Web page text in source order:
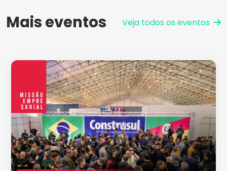
Mais eventos Veja todos os eventos